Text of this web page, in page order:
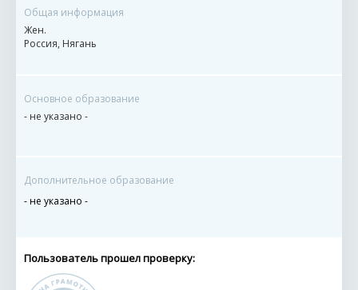
Общая информация
Жен.
Россия, Нягань
Основное образование
- не указано -
Дополнительное образование
- не указано -
Пользователь прошел проверку: